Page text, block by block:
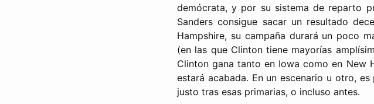
demócrata, y por su sistema de reparto
Sanders consigue sacar un resultado
Hampshire, su campaña durará un poco
(en las que Clinton tiene mayorías
Clinton gana tanto en Iowa como en New
estará acabada. En un escenario u otro,
justo tras esas primarias, o incluso antes.